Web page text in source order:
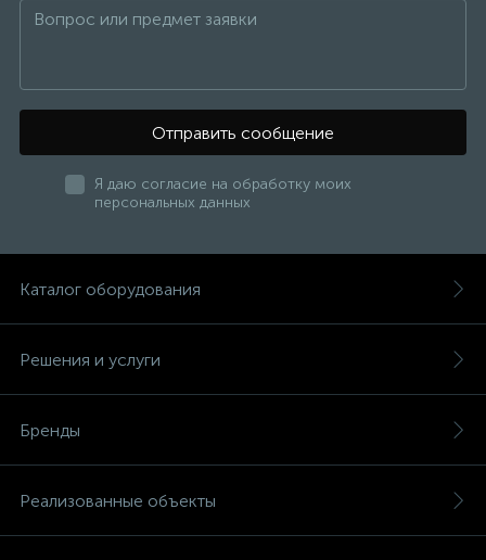
Отправить сообщение
Я даю согласие на обработку моих
персональных данных
Каталог оборудования
Решения и услуги
Бренды
Реализованные объекты